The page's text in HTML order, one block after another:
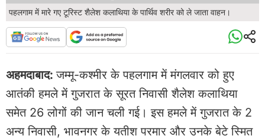
पहलगाम में मारे गए टूरिस्ट शैलेश कलाथिया के पार्थिव शरीर को ले जाता वाहन।
अहमदाबाद:जम्मू-कश्मीर के पहलगाम में मंगलवार को हुए
आतंकी हमले में गुजरात के सूरत निवासी शैलेश कलाथिया
समेत 26 लोगों की जान चली गई। इस हमले में गुजरात के 2
अन्य निवासी, भावनगर के यतीश परमार और उनके बेटे स्मित